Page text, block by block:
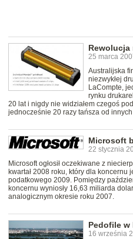
Rewolucja
25 marca
Australijska
niezwykłej
LaCompte,
rynku
20 lat i nigdy nie widziałem czegoś
jednocześnie 20 razy tańsza od
Microsoft
22 stycznia
Microsoft ogłosił oczekiwane z
kwartał 2008 roku, który dla koncernu
podatkowego 2009. Pomiędzy
koncernu wyniosły 16,63 miliarda
analogicznym okresie roku 2007.
Pedofile w
16 września